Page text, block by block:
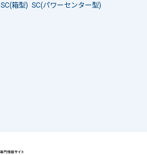
SC(箱型) SC(パワーセンター型)